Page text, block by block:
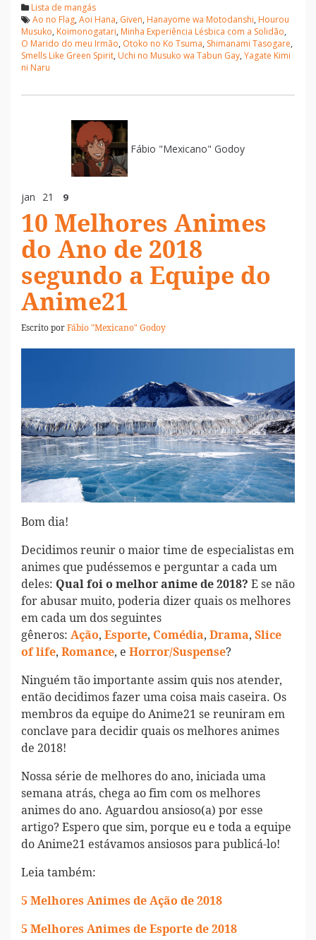
Lista de mangás
Ao no Flag, Aoi Hana, Given, Hanayome wa Motodanshi, Hourou
Musuko, Koimonogatari, Minha Experiência Lésbica com a Solidão,
O Marido do meu Irmão, Otoko no Ko Tsuma, Shimanami Tasogare,
Smells Like Green Spirit, Uchi no Musuko wa Tabun Gay, Yagate Kimi
ni Naru
Fábio "Mexicano" Godoy
jan 21 9
10 Melhores Animes
do Ano de 2018
segundo a Equipe do
Anime21
Escrito porFábio "Mexicano" Godoy
Bom dia!
Decidimos reunir o maior time de especialistas em
animes que pudéssemos e perguntar a cada um
deles: Qual foi o melhor anime de 2018? E se não
for abusar muito, poderia dizer quais os melhores
em cada um dos seguintes
gêneros: Ação, Esporte, Comédia, Drama, Slice
of life, Romance, e Horror/Suspense?
Ninguém tão importante assim quis nos atender,
então decidimos fazer uma coisa mais caseira. Os
membros da equipe do Anime21 se reuniram em
conclave para decidir quais os melhores animes
de 2018!
Nossa série de melhores do ano, iniciada uma
semana atrás, chega ao fim com os melhores
animes do ano. Aguardou ansioso(a) por esse
artigo? Espero que sim, porque eu e toda a equipe
do Anime21 estávamos ansiosos para publicá-lo!
Leia também:
5 Melhores Animes de Ação de 2018
5 Melhores Animes de Esporte de 2018